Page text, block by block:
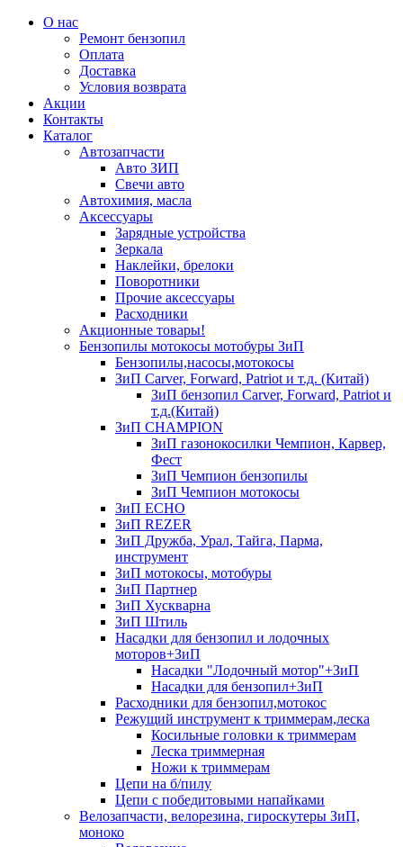
О нас
Ремонт бензопил
Оплата
Доставка
Условия возврата
Акции
Контакты
Каталог
Автозапчасти
Авто ЗИП
Свечи авто
Автохимия, масла
Аксессуары
Зарядные устройства
Зеркала
Наклейки, брелоки
Поворотники
Прочие аксессуары
Расходники
Акционные товары!
Бензопилы мотокосы мотобуры ЗиП
Бензопилы,насосы,мотокосы
ЗиП Carver, Forward, Patriot и т.д. (Китай)
ЗиП бензопил Carver, Forward, Patriot и
т.д.(Китай)
ЗиП CHAMPION
ЗиП газонокосилки Чемпион, Карвер,
Фест
ЗиП Чемпион бензопилы
ЗиП Чемпион мотокосы
ЗиП ECHO
ЗиП REZER
ЗиП Дружба, Урал, Тайга, Парма,
инструмент
ЗиП мотокосы, мотобуры
ЗиП Партнер
ЗиП Хускварна
ЗиП Штиль
Насадки для бензопил и лодочных
моторов+ЗиП
Насадки "Лодочный мотор"+ЗиП
Насадки для бензопил+ЗиП
Расходники для бензопил,мотокос
Режущий инструмент к триммерам,леска
Косильные головки к триммерам
Леска триммерная
Ножи к триммерам
Цепи на б/пилу
Цепи с победитовыми напайками
Велозапчасти, велорезина, гироскутеры ЗиП,
моноко